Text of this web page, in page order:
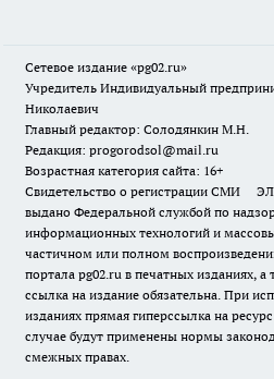
Сетевое издание «pg02.ru»
Учредитель Индивидуальный
Николаевич
Главный редактор: Солодянкин М.Н.
Редакция: progorodsol@mail.ru
Возрастная категория сайта: 16+
Свидетельство о регистрации СМИ ЭЛ
выдано Федеральной службой по
информационных технологий и
частичном или полном
портала pg02.ru в печатных изданиях,
ссылка на издание обязательна. При
изданиях прямая гиперссылка на
случае будут применены нормы
смежных правах.